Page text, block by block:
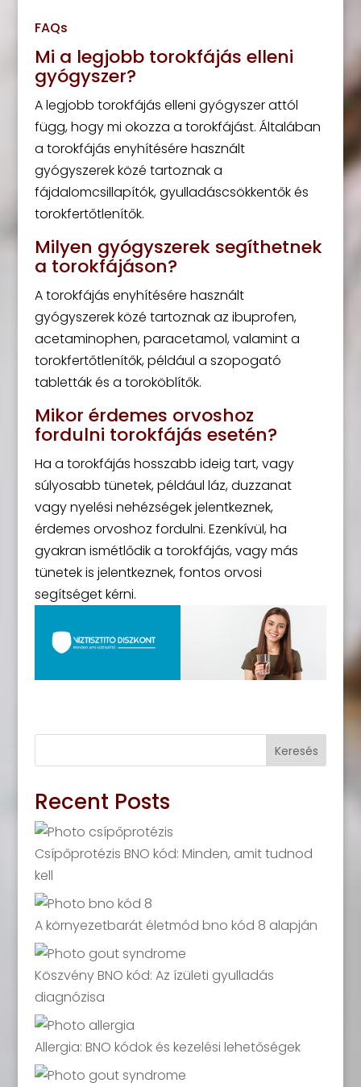
FAQs
Mi a legjobb torokfájás elleni
gyógyszer?
A legjobb torokfájás elleni gyógyszer attól
függ, hogy mi okozza a torokfájást. Általában
a torokfájás enyhítésére használt
gyógyszerek közé tartoznak a
fájdalomcsillapítók, gyulladáscsökkentők és
torokfertőtlenítők.
Milyen gyógyszerek segíthetnek
a torokfájáson?
A torokfájás enyhítésére használt
gyógyszerek közé tartoznak az ibuprofen,
acetaminophen, paracetamol, valamint a
torokfertőtlenítők, például a szopogató
tabletták és a toroköblítők.
Mikor érdemes orvoshoz
fordulni torokfájás esetén?
Ha a torokfájás hosszabb ideig tart, vagy
súlyosabb tünetek, például láz, duzzanat
vagy nyelési nehézségek jelentkeznek,
érdemes orvoshoz fordulni. Ezenkívül, ha
gyakran ismétlődik a torokfájás, vagy más
tünetek is jelentkeznek, fontos orvosi
segítséget kérni.
Keresés
Recent Posts
Csípőprotézis BNO kód: Minden, amit tudnod
kell
A környezetbarát életmód bno kód 8 alapján
Köszvény BNO kód: Az ízületi gyulladás
diagnózisa
Allergia: BNO kódok és kezelési lehetőségek